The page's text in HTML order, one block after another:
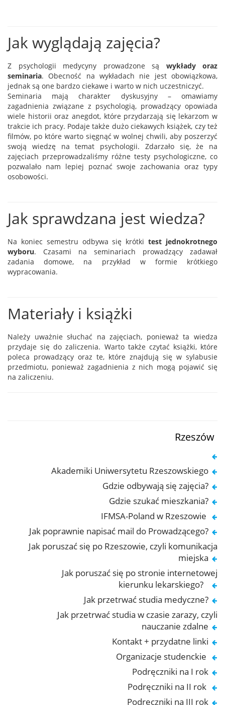
Jak wyglądają zajęcia?
Z psychologii medycyny prowadzone są wykłady oraz
seminaria. Obecność na wykładach nie jest obowiązkowa,
jednak są one bardzo ciekawe i warto w nich uczestniczyć.
Seminaria mają charakter dyskusyjny – omawiamy
zagadnienia związane z psychologią, prowadzący opowiada
wiele historii oraz anegdot, które przydarzają się lekarzom w
trakcie ich pracy. Podaje także dużo ciekawych książek, czy też
filmów, po które warto sięgnąć w wolnej chwili, aby poszerzyć
swoją wiedzę na temat psychologii. Zdarzało się, że na
zajęciach przeprowadzaliśmy różne testy psychologiczne, co
pozwalało nam lepiej poznać swoje zachowania oraz typy
osobowości.
Jak sprawdzana jest wiedza?
Na koniec semestru odbywa się krótkitest jednokrotnego
wyboru. Czasami na seminariach prowadzący zadawał
zadania domowe, na przykład w formie krótkiego
wypracowania.
Materiały i książki
Należy uważnie słuchać na zajęciach, ponieważ ta wiedza
przydaje się do zaliczenia. Warto także czytać książki, które
poleca prowadzący oraz te, które znajdują się w sylabusie
przedmiotu, ponieważ zagadnienia z nich mogą pojawić się
na zaliczeniu.
Rzeszów
Akademiki Uniwersytetu Rzeszowskiego
Gdzie odbywają się zajęcia?
Gdzie szukać mieszkania?
IFMSA-Poland w Rzeszowie
Jak poprawnie napisać mail do Prowadzącego?
Jak poruszać się po Rzeszowie, czyli komunikacja
miejska
Jak poruszać się po stronie internetowej
kierunku lekarskiego?
Jak przetrwać studia medyczne?
Jak przetrwać studia w czasie zarazy, czyli
nauczanie zdalne
Kontakt + przydatne linki
Organizacje studenckie
Podręczniki na I rok
Podręczniki na II rok
Podręczniki na III rok